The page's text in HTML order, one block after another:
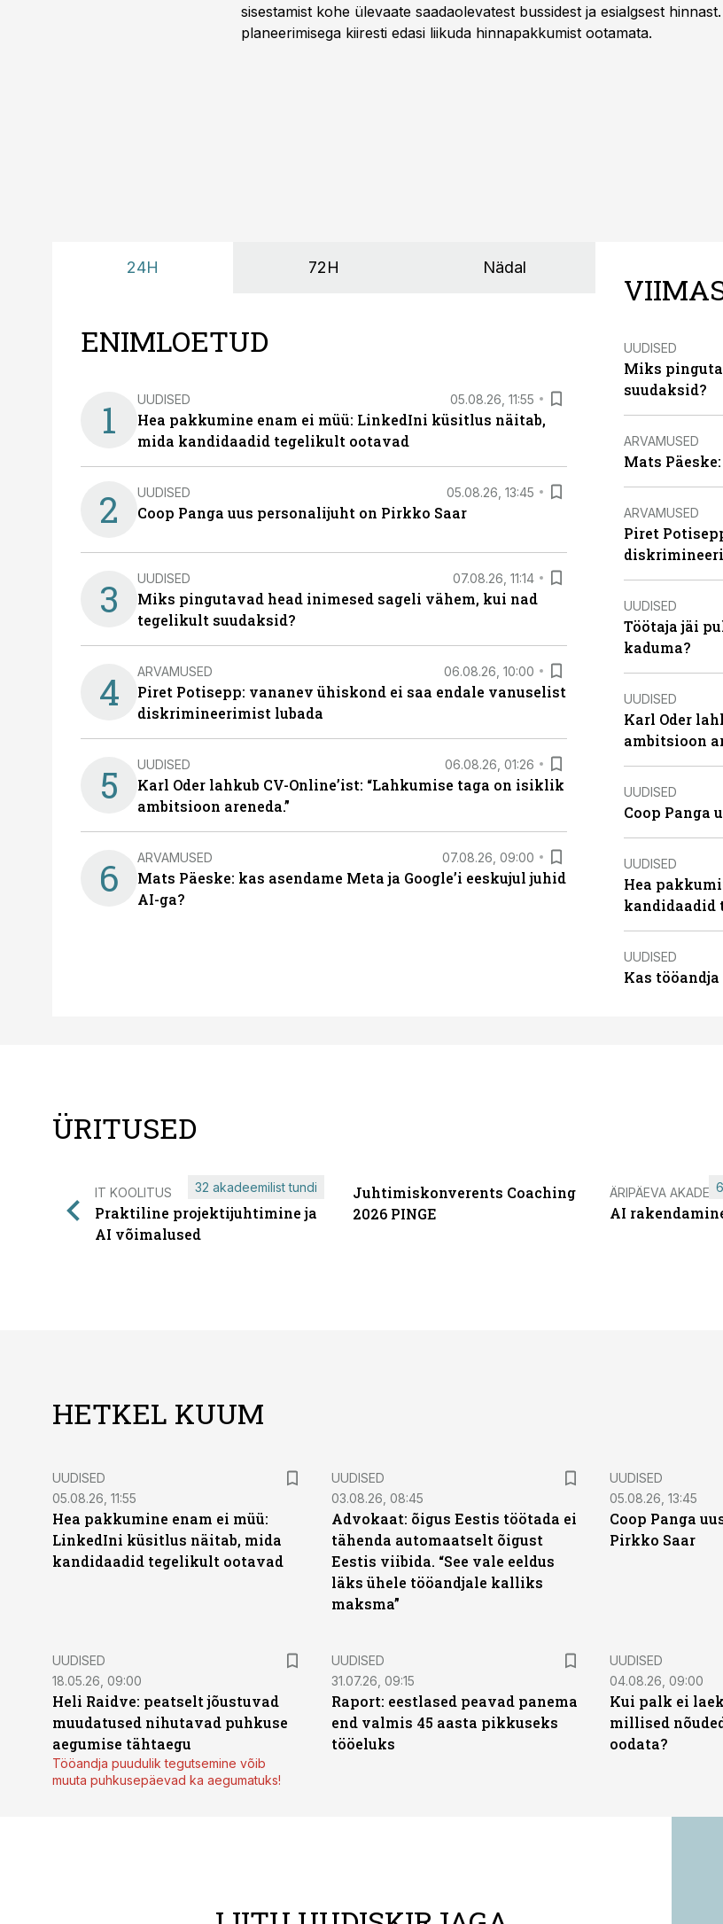
sisestamist kohe ülevaate saadaolevatest bussidest ja esialgsest
planeerimisega kiiresti edasi liikuda hinnapakkumist ootamata.
24H 72H Nädal
ENIMLOETUD
1 UUDISED 05.08.26, 11:55
Hea pakkumine enam ei müü: LinkedIni küsitlus näitab,
mida kandidaadid tegelikult ootavad
2 UUDISED 05.08.26, 13:45
Coop Panga uus personalijuht on Pirkko Saar
3 UUDISED 07.08.26, 11:14
Miks pingutavad head inimesed sageli vähem, kui nad
tegelikult suudaksid?
4 ARVAMUSED 06.08.26, 10:00
Piret Potisepp: vananev ühiskond ei saa endale vanuselist
diskrimineerimist lubada
5 UUDISED 06.08.26, 01:26
Karl Oder lahkub CV-Online’ist: “Lahkumise taga on isiklik
ambitsioon areneda.”
6 ARVAMUSED 07.08.26, 09:00
Mats Päeske: kas asendame Meta ja Google’i eeskujul juhid
AI-ga?
UUDISED
Miks
suudaksid?
ARVAMUSED
Mats
ARVAMUSED
Piret
UUDISED
Töötaja jäi
kaduma?
UUDISED
Karl Oder
ambitsioon
UUDISED
Coop Panga
UUDISED
Hea
kandidaadid
UUDISED
Kas
ÜRITUSED
IT KOOLITUS
Praktiline projektijuhtimine ja
AI võimalused
32 akadeemilist tundi
Juhtimiskonverents Coaching
2026 PINGE
ÄRIPÄEVA
AI
HETKEL KUUM
UUDISED
05.08.26, 11:55
Hea pakkumine enam ei müü:
LinkedIni küsitlus näitab, mida
kandidaadid tegelikult ootavad
UUDISED
03.08.26, 08:45
Advokaat: õigus Eestis töötada ei
tähenda automaatselt õigust
Eestis viibida. “See vale eeldus
läks ühele tööandjale kalliks
maksma”
UUDISED
05.08.26, 13:45
Coop Panga
Pirkko Saar
UUDISED
18.05.26, 09:00
Heli Raidve: peatselt jõustuvad
muudatused nihutavad puhkuse
aegumise tähtaegu
Tööandja puudulik tegutsemine võib
muuta puhkusepäevad ka aegumatuks!
UUDISED
31.07.26, 09:15
Raport: eestlased peavad panema
end valmis 45 aasta pikkuseks
tööeluks
UUDISED
04.08.26, 09:00
Kui palk ei
millised
oodata?